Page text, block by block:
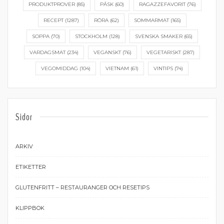
PRODUKTPROVER(85) PÅSK(60) RAGAZZEFAVORIT(76)
RECEPT(1287) RÖRA(62) SOMMARMAT(165)
SOPPA(70) STOCKHOLM (128) SVENSKA SMAKER(65)
VARDAGSMAT(234) VEGANSKT(76) VEGETARISKT(287)
VEGOMIDDAG (104) VIETNAM (61) VINTIPS (74)
Sidor
ARKIV
ETIKETTER
GLUTENFRITT – RESTAURANGER OCH RESETIPS
KLIPPBOK